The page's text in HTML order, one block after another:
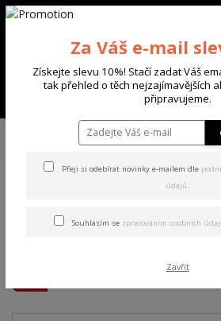
+420 702 136 620
ŠATY
Yakuza dámské
The End Sweat
Za Váš e-mail
Získejte slevu 10%! Stačí zadat Váš
tak přehled o těch nejzajímavějších
připravujeme.
Přeji si odebírat novinky e-mailem dle
údajů.
Souhlasím se zpracováním osobních
Zavřít